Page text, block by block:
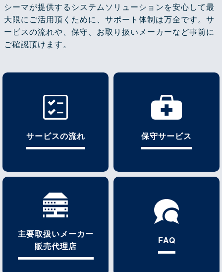
シーマが提供するシステムソリューションを安心して最
大限にご活用頂くために、サポート体制は万全です。サ
ービスの流れや、保守、お取り扱いメーカーなど事前に
ご確認頂けます。
サービスの流れ 保守サービス
主要取扱いメーカー
販売代理店
FAQ